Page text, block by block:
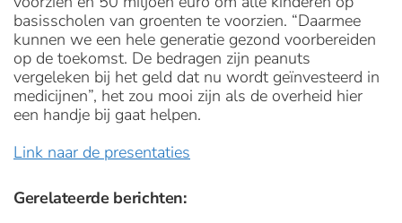
basisscholen van groenten te voorzien. “Daarmee
kunnen we een hele generatie gezond voorbereiden
op de toekomst. De bedragen zijn peanuts
vergeleken bij het geld dat nu wordt geïnvesteerd in
medicijnen”, het zou mooi zijn als de overheid hier
een handje bij gaat helpen.
Link naar de presentaties
Gerelateerde berichten: